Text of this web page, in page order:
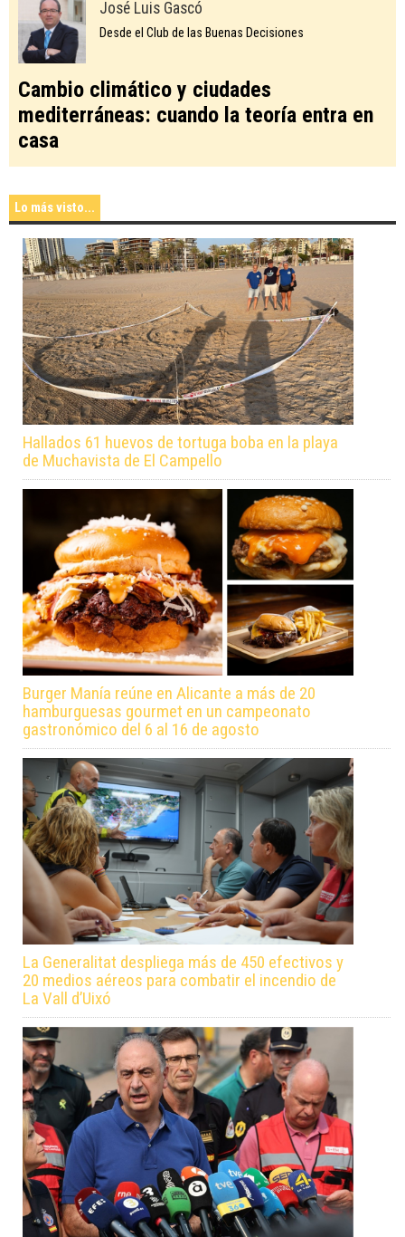
José Luis Gascó
Desde el Club de las Buenas Decisiones
Cambio climático y ciudades
mediterráneas: cuando la teoría entra en
casa
Lo más visto...
Hallados 61 huevos de tortuga boba en la playa
de Muchavista de El Campello
Burger Manía reúne en Alicante a más de 20
hamburguesas gourmet en un campeonato
gastronómico del 6 al 16 de agosto
La Generalitat despliega más de 450 efectivos y
20 medios aéreos para combatir el incendio de
La Vall d’Uixó